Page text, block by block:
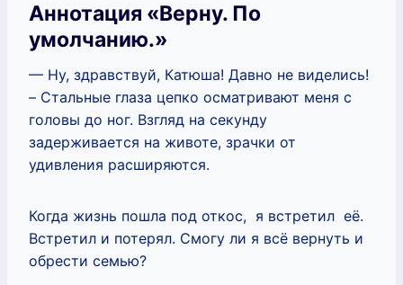
Аннотация «Верну. По
умолчанию.»
— Ну, здравствуй, Катюша! Давно не виделись!
– Стальные глаза цепко осматривают меня с
головы до ног. Взгляд на секунду
задерживается на животе, зрачки от
удивления расширяются.
Когда жизнь пошла под откос, я встретил её.
Встретил и потерял. Смогу ли я всё вернуть и
обрести семью?